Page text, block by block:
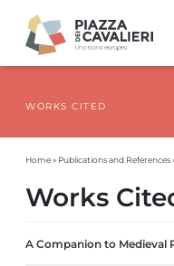
PUBLICATIONS
WORKS CITED
Home» Publications and References
Works
A Companion to Medieval